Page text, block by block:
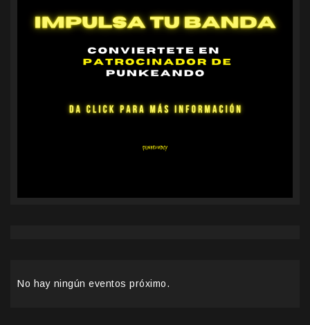
No hay ningún eventos próximo.